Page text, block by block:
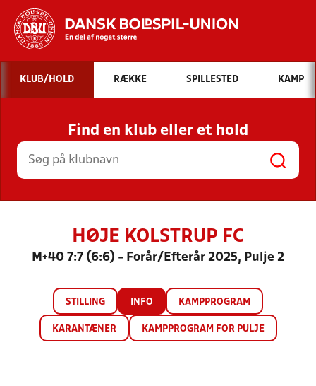
Hvad vil du søge efter?
INDHOLD OG NYHEDER
STILLINGER, RESULTATER, KLUBBER OG
HOLD
KLUB/HOLD RÆKKE SPILLESTED KAMP
Find en klub eller et hold
HØJE KOLSTRUP FC
M+40 7:7 (6:6) - Forår/Efterår 2025, Pulje 2
STILLING INFO KAMPPROGRAM
KARANTÆNER KAMPPROGRAM FOR PULJE